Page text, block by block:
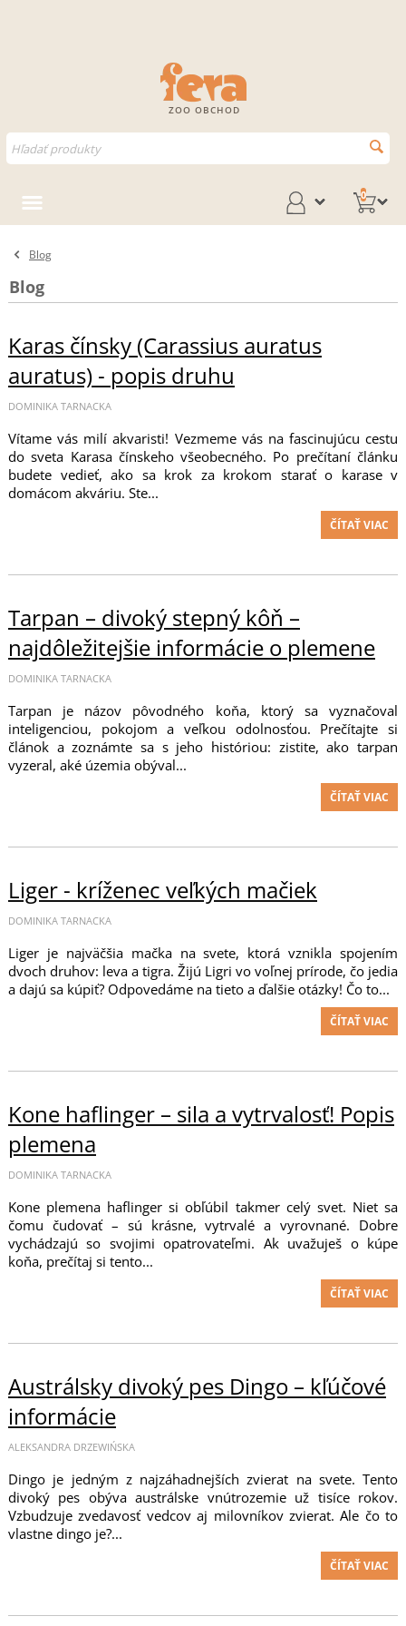
ZOO OBCHOD
0
Blog
Blog
Karas čínsky (Carassius auratus
auratus) - popis druhu
DOMINIKA TARNACKA
Vítame vás milí akvaristi! Vezmeme vás na fascinujúcu cestu
do sveta Karasa čínskeho všeobecného. Po prečítaní článku
budete vedieť, ako sa krok za krokom starať o karase v
domácom akváriu. Ste...
ČÍTAŤ VIAC
Tarpan – divoký stepný kôň –
najdôležitejšie informácie o plemene
DOMINIKA TARNACKA
Tarpan je názov pôvodného koňa, ktorý sa vyznačoval
inteligenciou, pokojom a veľkou odolnosťou. Prečítajte si
článok a zoznámte sa s jeho históriou: zistite, ako tarpan
vyzeral, aké územia obýval...
ČÍTAŤ VIAC
Liger - kríženec veľkých mačiek
DOMINIKA TARNACKA
Liger je najväčšia mačka na svete, ktorá vznikla spojením
dvoch druhov: leva a tigra. Žijú Ligri vo voľnej prírode, čo jedia
a dajú sa kúpiť? Odpovedáme na tieto a ďalšie otázky! Čo to...
ČÍTAŤ VIAC
Kone haflinger – sila a vytrvalosť! Popis
plemena
DOMINIKA TARNACKA
Kone plemena haflinger si obľúbil takmer celý svet. Niet sa
čomu čudovať – sú krásne, vytrvalé a vyrovnané. Dobre
vychádzajú so svojimi opatrovateľmi. Ak uvažuješ o kúpe
koňa, prečítaj si tento...
ČÍTAŤ VIAC
Austrálsky divoký pes Dingo – kľúčové
informácie
ALEKSANDRA DRZEWIŃSKA
Dingo je jedným z najzáhadnejších zvierat na svete. Tento
divoký pes obýva austrálske vnútrozemie už tisíce rokov.
Vzbudzuje zvedavosť vedcov aj milovníkov zvierat. Ale čo to
vlastne dingo je?...
ČÍTAŤ VIAC